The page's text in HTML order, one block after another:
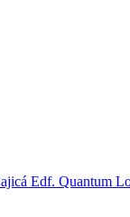
Edf. Quantum